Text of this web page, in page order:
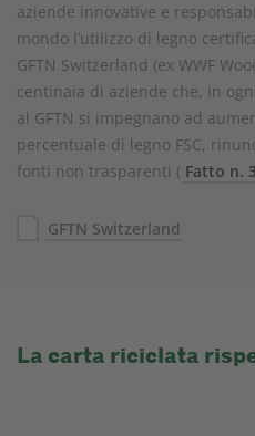
aziende innovative e
mondo l’utilizzo di legno
GFTN Switzerland (ex WWF
centinaia di aziende che, in
al GFTN si impegnano ad
percentuale di legno FSC,
fonti non trasparenti ( Fatto n.
GFTN Switzerland
La carta riciclata